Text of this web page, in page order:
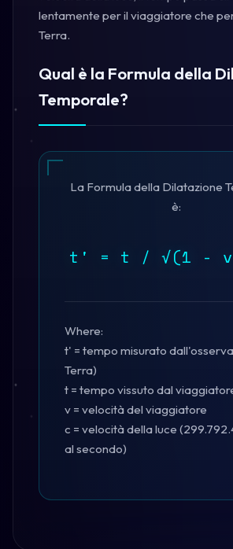
lentamente per il viaggiatore che
Terra.
Qual è la Formula della
Temporale?
La Formula della Dilatazione
è:
t' = t / √(1 -
Where:
t' = tempo misurato
Terra)
t = tempo vissuto dal
v = velocità del viaggiatore
c = velocità della luce
al secondo)